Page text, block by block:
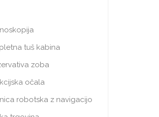
tuš kabina
zoba
očala
robotska z navigacijo